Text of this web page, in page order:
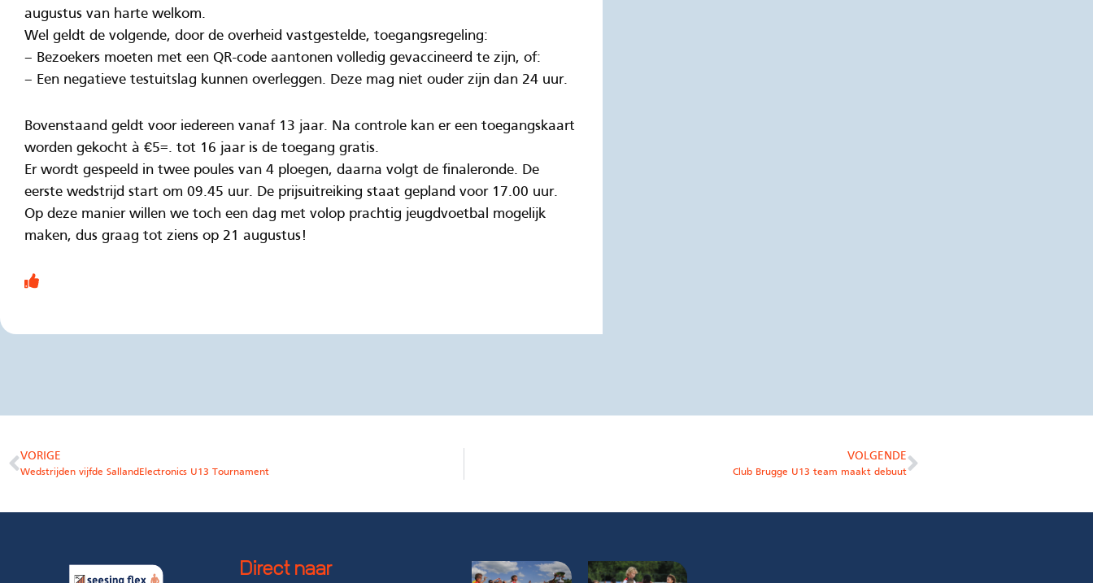
augustus van harte welkom.
Wel geldt de volgende, door de overheid vastgestelde, toegangsregeling:
– Bezoekers moeten met een QR-code aantonen volledig gevaccineerd te zijn, of:
– Een negatieve testuitslag kunnen overleggen. Deze mag niet ouder zijn dan 24 uur.
Bovenstaand geldt voor iedereen vanaf 13 jaar. Na controle kan er een toegangskaart
worden gekocht à €5=. tot 16 jaar is de toegang gratis.
Er wordt gespeeld in twee poules van 4 ploegen, daarna volgt de finaleronde. De
eerste wedstrijd start om 09.45 uur. De prijsuitreiking staat gepland voor 17.00 uur.
Op deze manier willen we toch een dag met volop prachtig jeugdvoetbal mogelijk
maken, dus graag tot ziens op 21 augustus!
VORIGE
Wedstrijden vijfde SallandElectronics U13 Tournament
VOLGENDE
Club Brugge U13 team maakt debuut
Direct naar